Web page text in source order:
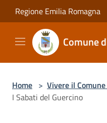
Salta al contenuto principale
Regione Emilia Romagna
Comune
Home > Vivere il Comune
I Sabati del Guercino